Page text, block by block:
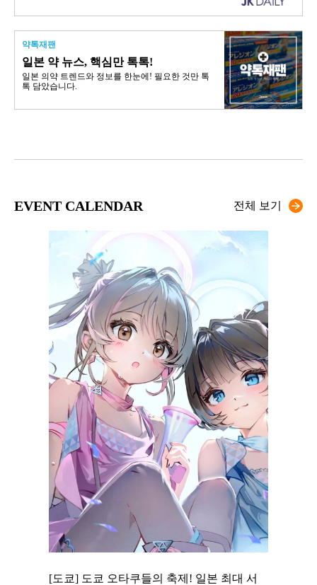
약톡재팬
일본 약 뉴스, 핵심만 톡톡!
일본 의약 트렌드와 정보를 한눈에! 필요한 것만 톡
톡 담았습니다.
EVENT CALENDAR 전체 보기
[도쿄] 도쿄 오타쿠들의 축제! 일본 최대 서